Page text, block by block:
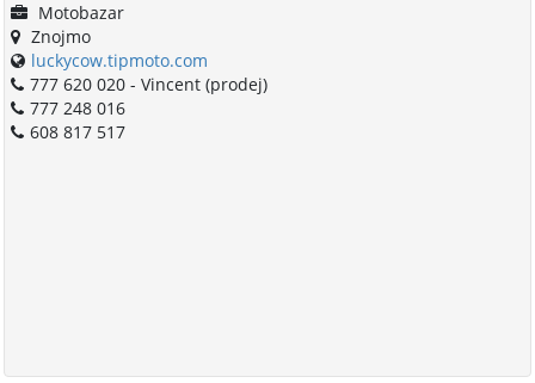
Motobazar
Znojmo
luckycow.tipmoto.com
777 620 020 - Vincent (prodej)
777 248 016
608 817 517